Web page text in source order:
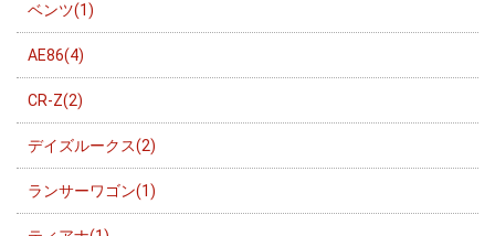
ベンツ(1)
AE86(4)
CR-Z(2)
デイズルークス(2)
ランサーワゴン(1)